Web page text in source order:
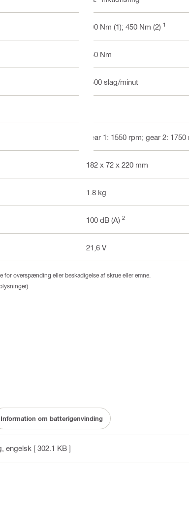
300 Nm (1); 450 Nm (2) 1
650 Nm
3500 slag/minut
gear 1: 1550 rpm; gear 2: 1750
182 x 72 x 220 mm
1.8 kg
100 dB (A) 2
21,6 V
overspænding eller beskadigelse af skrue eller emne.
Information om batterigenvinding
, engelsk [ 302.1 KB ]